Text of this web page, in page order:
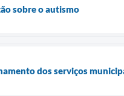
sobre o autismo
dos serviços